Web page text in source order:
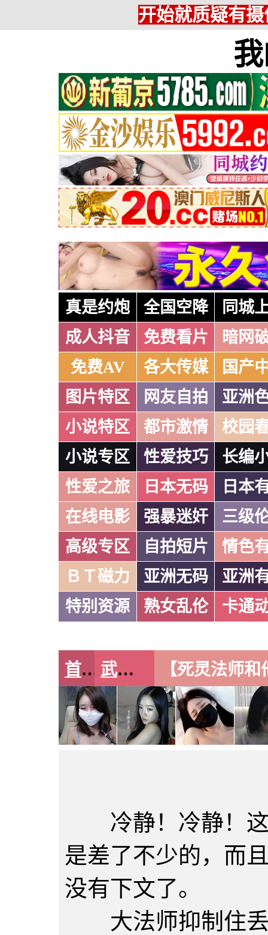
开始就质疑有
真是约炮 全国空降
同城
成人抖音
免费看片
暗网
免费AV
各大传媒
国产
图片特区
网友自拍
亚洲
小说特区
都市激情
校园
小说专区
性爱技巧
长编
性爱之旅
日本无码
日本
在线电影
强暴迷奸
三级
高级专区
自拍短片
情色
ＢＴ磁力
亚洲无码
亚洲
特别资源
熟女乱伦 卡通
首页 武侠古典
冷静！冷静！这
是差了不少的，而
没有下文了。
大法师抑制住丢